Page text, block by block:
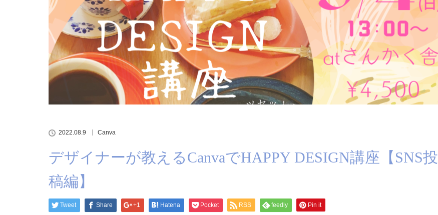
2022.08.9 Canva
デザイナーが教えるCanvaでHAPPY DESIGN講座【SNS投
稿編】
Tweet Share +1 Hatena Pocket RSS feedly Pin it